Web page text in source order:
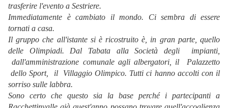
trasferire l'evento a Sestriere.
Immediatamente è cambiato il mondo. Ci sembra di essere
tornati a casa.
Il gruppo che all'istante si è ricostruito è, in gran parte, quello
delle Olimpiadi. Dal Tabata alla Società degli impianti,
dall'amministrazione comunale agli albergatori, il Palazzetto
dello Sport, il Villaggio Olimpico. Tutti ci hanno accolti con il
sorriso sulle labbra.
Sono certo che questo sia la base perché i partecipanti a